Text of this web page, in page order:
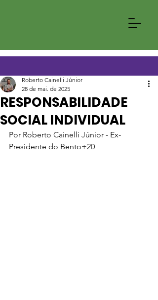
RESPONSABILIDADE
SOCIAL INDIVIDUAL
Roberto Cainelli Júnior
28 de mai. de 2025
Por Roberto Cainelli Júnior - Ex-
Presidente do Bento+20